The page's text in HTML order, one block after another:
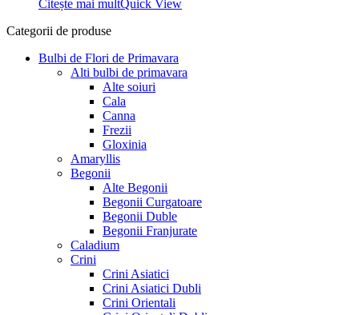
14,99 lei.
Citește mai multQuick View
Categorii de produse
Bulbi de Flori de Primavara
Alti bulbi de primavara
Alte soiuri
Cala
Canna
Frezii
Gloxinia
Amaryllis
Begonii
Alte Begonii
Begonii Curgatoare
Begonii Duble
Begonii Franjurate
Caladium
Crini
Crini Asiatici
Crini Asiatici Dubli
Crini Orientali